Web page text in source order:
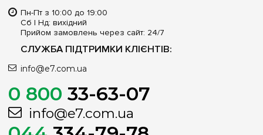
Пн-Пт з 10:00 до 19:00
Сб | Нд: вихідний
Прийом замовлень через сайт: 24/7
СЛУЖБА ПІДТРИМКИ КЛІЄНТІВ:
info@e7.com.ua
0 800 33-63-07
info@e7.com.ua